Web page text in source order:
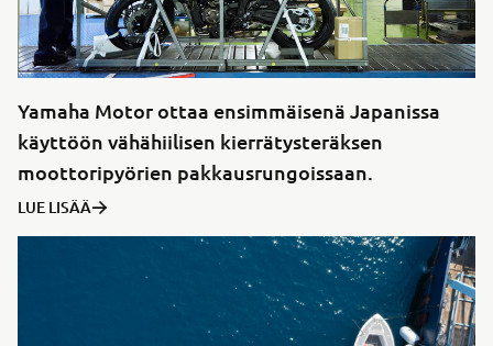
Yamaha Motor ottaa ensimmäisenä Japanissa
käyttöön vähähiilisen kierrätysteräksen
moottoripyörien pakkausrungoissaan.
LUE LISÄÄ